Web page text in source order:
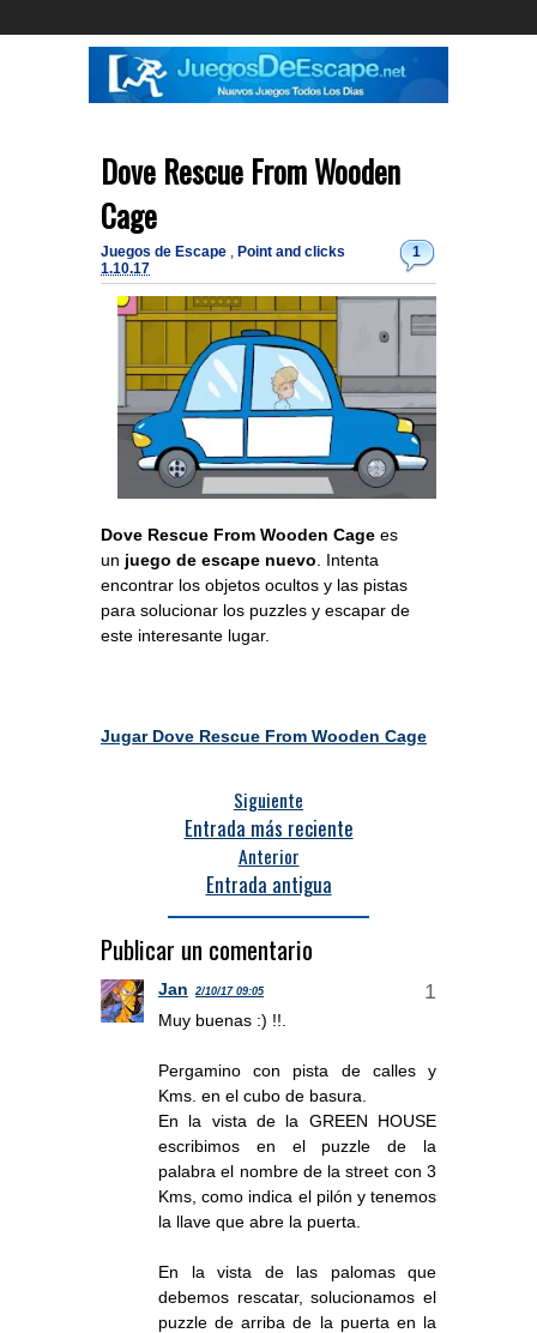
Dove Rescue From Wooden
Cage
1
Juegos de Escape , Point and clicks
1.10.17
Dove Rescue From Wooden Cage es
un juego de escape nuevo . Intenta
encontrar los objetos ocultos y las pistas
para solucionar los puzzles y escapar de
este interesante lugar.
Jugar Dove Rescue From Wooden Cage
Siguiente
Entrada más reciente
Anterior
Entrada antigua
Publicar un comentario
Jan 2/10/17 09:05
Muy buenas :) !!.
Pergamino con pista de calles y
Kms. en el cubo de basura.
En la vista de la GREEN HOUSE
escribimos en el puzzle de la
palabra el nombre de la street con 3
Kms, como indica el pilón y tenemos
la llave que abre la puerta.
En la vista de las palomas que
debemos rescatar, solucionamos el
puzzle de arriba de la puerta en la